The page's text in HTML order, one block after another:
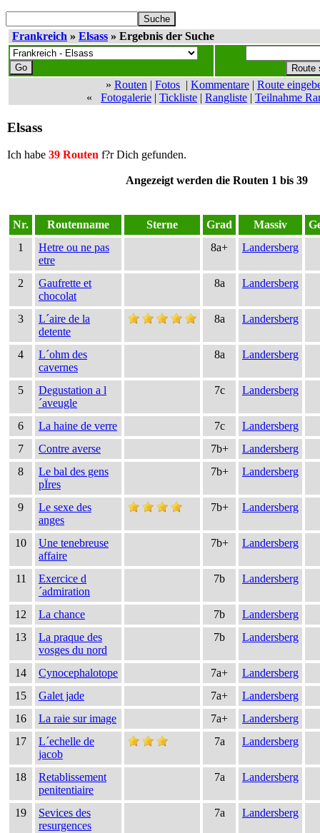
Frankreich » Elsass » Ergebnis der Suche
» Routen | Fotos | Kommentare | Route
« Fotogalerie | Tickliste | Rangliste | Teilnahme
Elsass
Ich habe 39 Routen f?r Dich gefunden.
Angezeigt werden die Routen 1 bis 39
Nr. Routenname Sterne Grad Massiv
1
Hetre ou ne pas
etre
8a+ Landersberg
2
Gaufrette et
chocolat
8a Landersberg
3
L´aire de la
detente
8a Landersberg
4
L´ohm des
cavernes
8a Landersberg
5
Degustation a l
´aveugle
7c Landersberg
6 La haine de verre 7c
Landersberg
7
Contre averse 7b+
Landersberg
8
Le bal des gens
pÏres
7b+ Landersberg
9
Le sexe des
anges
7b+ Landersberg
10
Une tenebreuse
affaire
7b+ Landersberg
11
Exercice d
´admiration
7b Landersberg
12 La chance 7b
Landersberg
13
La praque des
vosges du nord
7b Landersberg
14 Cynocephalotope 7a+
Landersberg
15
Galet jade 7a+
Landersberg
16
La raie sur image 7a+
Landersberg
17
L´echelle de
jacob
7a Landersberg
18
Retablissement
penitentiaire
7a Landersberg
19
Sevices des
resurgences
7a Landersberg